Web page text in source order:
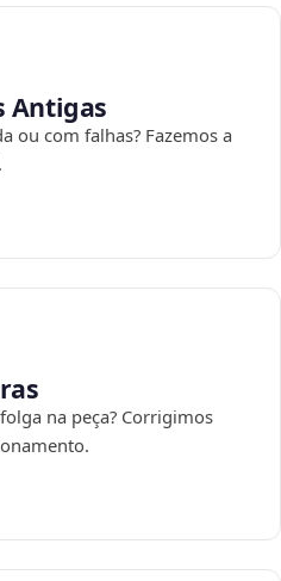
Antigas
ou com falhas? Fazemos a
na peça? Corrigimos